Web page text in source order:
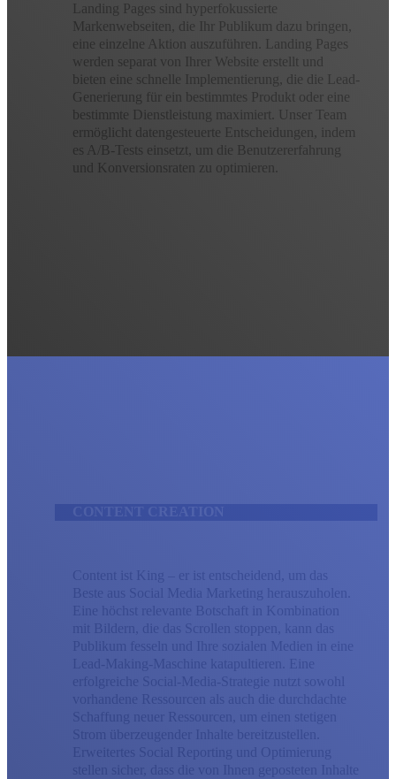
Landing Pages sind hyperfokussierte
Markenwebseiten, die Ihr Publikum dazu bringen,
eine einzelne Aktion auszuführen. Landing Pages
werden separat von Ihrer Website erstellt und
bieten eine schnelle Implementierung, die die Lead-
Generierung für ein bestimmtes Produkt oder eine
bestimmte Dienstleistung maximiert. Unser Team
ermöglicht datengesteuerte Entscheidungen, indem
es A/B-Tests einsetzt, um die Benutzererfahrung
und Konversionsraten zu optimieren.
Content ist King – er ist entscheidend, um das
Beste aus Social Media Marketing herauszuholen.
Eine höchst relevante Botschaft in Kombination
mit Bildern, die das Scrollen stoppen, kann das
Publikum fesseln und Ihre sozialen Medien in eine
Lead-Making-Maschine katapultieren. Eine
erfolgreiche Social-Media-Strategie nutzt sowohl
vorhandene Ressourcen als auch die durchdachte
Schaffung neuer Ressourcen, um einen stetigen
Strom überzeugender Inhalte bereitzustellen.
Erweitertes Social Reporting und Optimierung
stellen sicher, dass die von Ihnen geposteten Inhalte